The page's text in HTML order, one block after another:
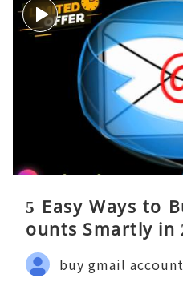
5 Easy Ways to
ounts Smartly in
buy gmail